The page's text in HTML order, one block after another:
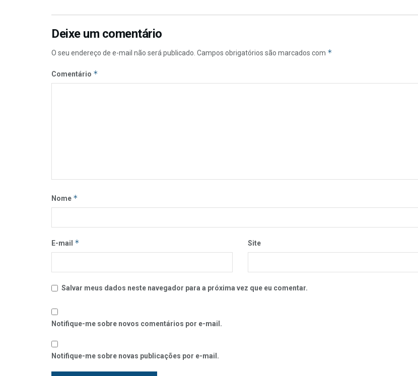
Deixe um comentário
O seu endereço de e-mail não será publicado. Campos obrigatórios são marcados com *
Comentário *
Nome *
E-mail * Site
Salvar meus dados neste navegador para a próxima vez que eu comentar.
Notifique-me sobre novos comentários por e-mail.
Notifique-me sobre novas publicações por e-mail.